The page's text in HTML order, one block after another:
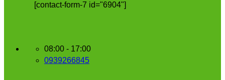
[contact-form-7 id="6904"]
08:00 - 17:00
0939266845